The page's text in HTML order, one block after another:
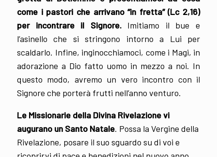
come i pastori che arrivano “in fretta” (Lc 2,16)
per incontrare il Signore.Imitiamo il bue e
l’asinello che si stringono intorno a Lui per
scaldarlo. Infine, inginocchiamoci, come i Magi, in
adorazione a Dio fatto uomo in mezzo a noi. In
questo modo, avremo un vero incontro con il
Signore che porterà frutti nell’anno venturo.
Le Missionarie della Divina Rivelazione vi
augurano un Santo Natale. Possa la Vergine della
Rivelazione, posare il suo sguardo su di voi e